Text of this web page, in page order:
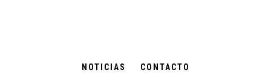
NOTICIAS CONTACTO